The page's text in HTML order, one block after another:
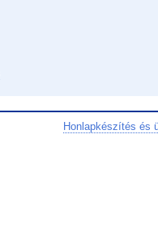
Honlapkészítés és